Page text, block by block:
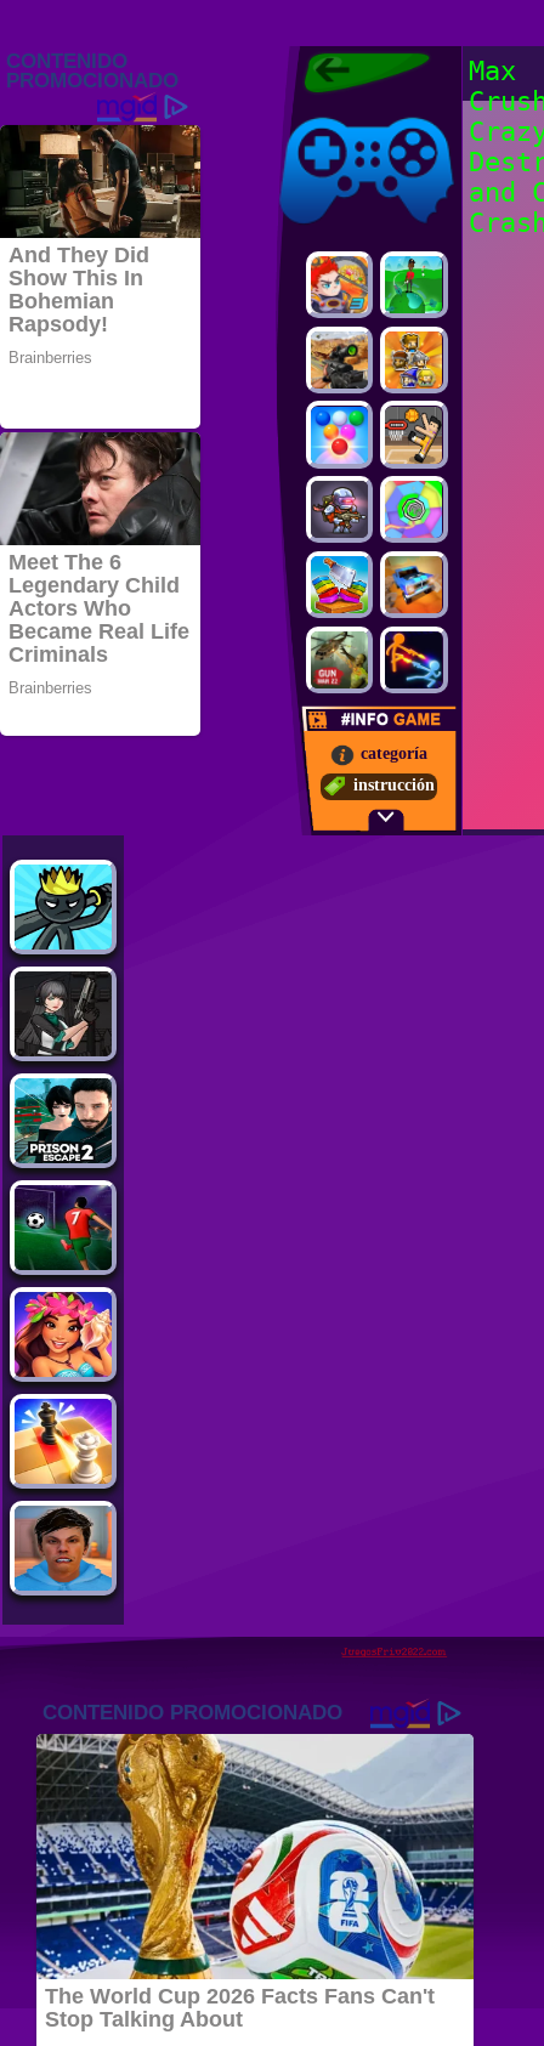
Juegos Friv
2022, Juegos
2022
Juegos Friv
categoría
instrucción
Max
and